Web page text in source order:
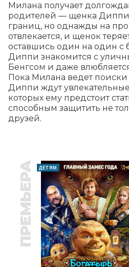
Милана получает
родителей — щенка
границ, но однажды на
отвлекается, и щенок
оставшись один на один с
Диппи знакомится с
Бенгсом и даже
Пока Милана ведет
Диппи ждут
которых ему предстоит
способным защитить не
друзей.
ПРЕМЬЕРА ДЕТЯМ